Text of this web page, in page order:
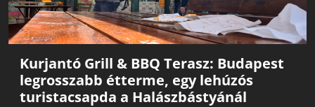
Kurjantó Grill & BBQ Terasz: Budapest
legrosszabb étterme, egy lehúzós
turistacsapda a Halászbástyánál